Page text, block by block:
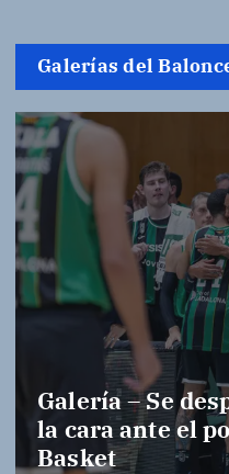
Galerías del
Galería – Se
la cara ante el
Basket